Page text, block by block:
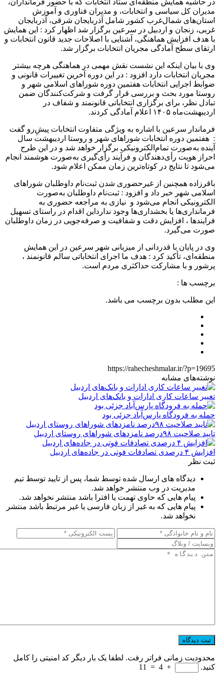
در حاشیه همایش منطقه‌ای ستاد انتخابات که با حضور فرمانداران،
مدیران کل سیاسی و انتخابات، و مدیران فناوری و آموزش
استان‌های شمال‌غرب کشور شامل آذربایجان شرقی، آذربایجان
غربی، زنجان و اردبیل در سرعین برگزار شد اظهار کرد : این همایش
با هدف افزایش هماهنگی، آشنایی با اصلاحات جدید قانون انتخابات و
ارتقای سطح آمادگی مجریان انتخابات برگزار شد.
وی با بیان اینکه این نشست نقش مهمی در هماهنگی هرچه بیشتر
مجریان انتخابات دارد افزود : در این دوره آخرین تغییرات قانونی و
ضوابط اجرایی انتخابات هفتمین دوره شوراهای اسلامی شهر و
روستا مورد بحث و بررسی قرار گرفت و شرکت‌کنندگان ضمن
تبادل نظر، برای برگزاری انتخاباتی قانونمند و شفاف در
اردیبهشت‌ماه ۱۴۰۵ اعلام آمادگی کردند.
فرماندار سرعین با اشاره به ویژگی متفاوت انتخابات پیش‌ِرو گفت
: هفتمین دوره انتخابات شوراهای شهر و روستا اردیبهشت سال
آینده به‌صورت تمام‌الکترونیکی برگزار خواهد شد و در این طرح
احراز هویت رأی‌دهندگان و فرآیند رأی‌گیری به‌صورت هوشمند انجام
می‌شود تا نتایج در کوتاه‌ترین زمان ممکن اعلام شود.
باقرزاده همچنین از غیرحضوری شدن ثبت‌نام داوطلبان شوراهای
اسلامی شهر خبر داد و افزود : ثبت‌نام داوطلبان به‌صورت
الکترونیکی انجام می‌شود و نیازی به مراجعه حضوری به
فرمانداری‌ها یا بخشداری‌ها وجود ندارداین اقدام در راستای تسهیل
فرایندها ، افزایش دقت و شفافیت و صرفه‌جویی در زمان داوطلبان
صورت می‌گیرد.
وی در پایان با قدردانی از میزبانی شهر سرعین در این همایش
منطقه‌ای، تأکید کرد : هدف ما اجرای انتخاباتی سالم قانونمند ،
پرشور و با مشارکت حداکثری مردم است.
برچسب ها :
این مطلب بدون برچسب می باشد.
https://rahecheshmalar.ir/?p=19695
نوشته‌های مشابه
تغییر ساعات کاری ادارات و بانک‌های اردبیل
حمله به فرودگاه پارس‌‌آباد جزئی بود
تایید صلاحیت ۹۸درصد نامزدهای شوراهای روستای اردبیل
افزایش ۴ درصدی تصادفات فوتی در جاده‌های اردبیل
ثبت نظر
دیدگاه های ارسال شده توسط شما، پس از تایید توسط تیم
مدیریت در وب منتشر خواهد شد.
پیام هایی که حاوی تهمت یا افترا باشد منتشر نخواهد شد.
پیام هایی که به غیر از زبان فارسی یا غیر مرتبط باشد منتشر
نخواهد شد.
محدودیت زمانی فراتر رفت. لطفا یک بار دیگر کد امنیتی را کامل
کنید.
+
4
=
11